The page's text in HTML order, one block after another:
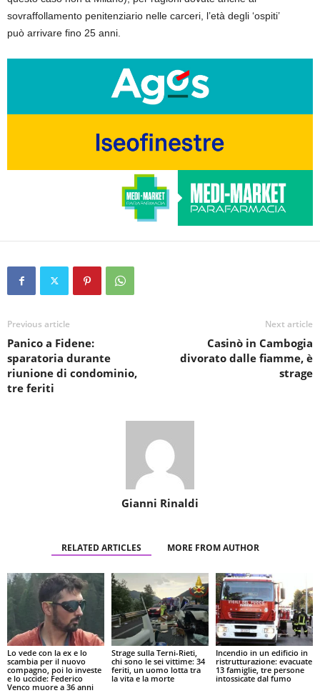
sovraffollamento penitenziario nelle carceri, l’età degli ‘ospiti’
può arrivare fino 25 anni.
Previous article
Panico a Fidene:
sparatoria durante
riunione di condominio,
tre feriti
Next article
Casinò in Cambogia
divorato dalle fiamme, è
strage
Gianni Rinaldi
RELATED ARTICLES MORE FROM AUTHOR
Lo vede con la ex e lo
scambia per il nuovo
compagno, poi lo investe
e lo uccide: Federico
Venco muore a 36 anni
Strage sulla Terni-Rieti,
chi sono le sei vittime: 34
feriti, un uomo lotta tra
la vita e la morte
Incendio in un edificio in
ristrutturazione: evacuate
13 famiglie, tre persone
intossicate dal fumo